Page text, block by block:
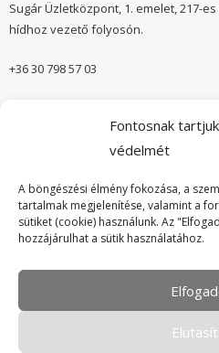
Fontosnak
védelmét
A böngészési élmény fokozása, a
tartalmak megjelenítése, valamint a
sütiket (cookie) használunk. Az
hozzájárulhat a sütik használatához.
Sugár Üzletközpont, 1. emelet, 217-
hídhoz vezető folyosón.
+36 30 798 57 03
Önvédelmi Bolt – Főoldal
Adatvédelmi tájékoztató